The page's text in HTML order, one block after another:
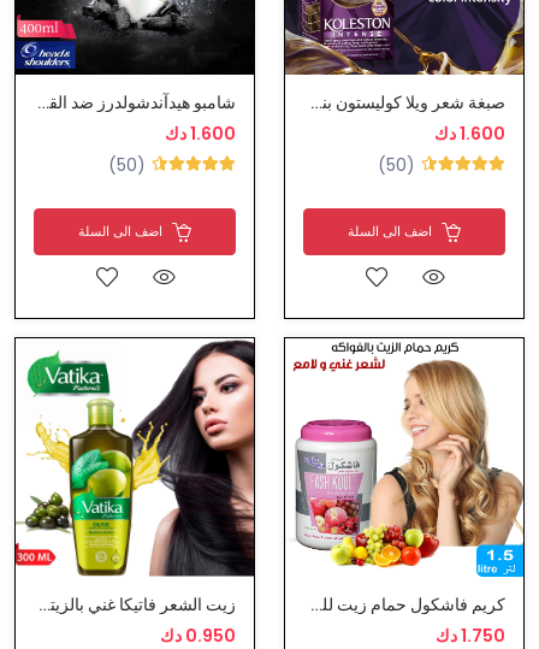
صبغة شعر ويلا كوليستون بني فاتح
1.600 دك
(50)
اضف الى السلة
شامبو هيدآندشولدرز ضد القشرة بزيت اللوز
1.600 دك
(50)
اضف الى السلة
كريم فاشكول حمام زيت للشعر بالفواكه
1.750 دك
زيت الشعر فاتيكا غني بالزيتون
0.950 دك